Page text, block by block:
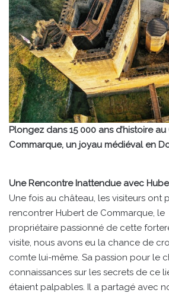
Plongez dans 15 000 ans d’histoire
Commarque, un joyau médiéval en
Une Rencontre Inattendue avec
Une fois au château, les visiteurs ont
rencontrer Hubert de Commarque, le
propriétaire passionné de cette
visite, nous avons eu la chance de
comte lui-même. Sa passion pour le
connaissances sur les secrets de ce
étaient palpables. Il a partagé avec